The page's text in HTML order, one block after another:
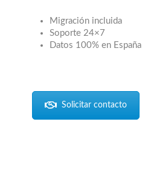
Migración incluida
Soporte 24×7
Datos 100% en España
Solicitar contacto